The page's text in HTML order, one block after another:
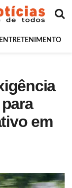
ENTRETENIMENTO
em